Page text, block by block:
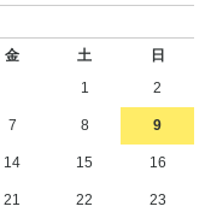
金 土
日
1
2
7 8 9
14 15 16
21 22 23